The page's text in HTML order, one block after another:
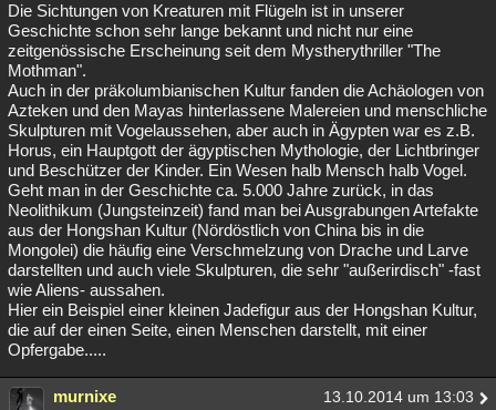
Die Sichtungen von Kreaturen mit Flügeln ist in unserer
Geschichte schon sehr lange bekannt und nicht nur eine
zeitgenössische Erscheinung seit dem Mystherythriller "The
Mothman".
Auch in der präkolumbianischen Kultur fanden die Achäologen von
Azteken und den Mayas hinterlassene Malereien und menschliche
Skulpturen mit Vogelaussehen, aber auch in Ägypten war es z.B.
Horus, ein Hauptgott der ägyptischen Mythologie, der Lichtbringer
und Beschützer der Kinder. Ein Wesen halb Mensch halb Vogel.
Geht man in der Geschichte ca. 5.000 Jahre zurück, in das
Neolithikum (Jungsteinzeit) fand man bei Ausgrabungen Artefakte
aus der Hongshan Kultur (Nördöstlich von China bis in die
Mongolei) die häufig eine Verschmelzung von Drache und Larve
darstellten und auch viele Skulpturen, die sehr "außerirdisch" -fast
wie Aliens- aussahen.
Hier ein Beispiel einer kleinen Jadefigur aus der Hongshan Kultur,
die auf der einen Seite, einen Menschen darstellt, mit einer
Opfergabe.....
murnixe 13.10.2014 um 13:03